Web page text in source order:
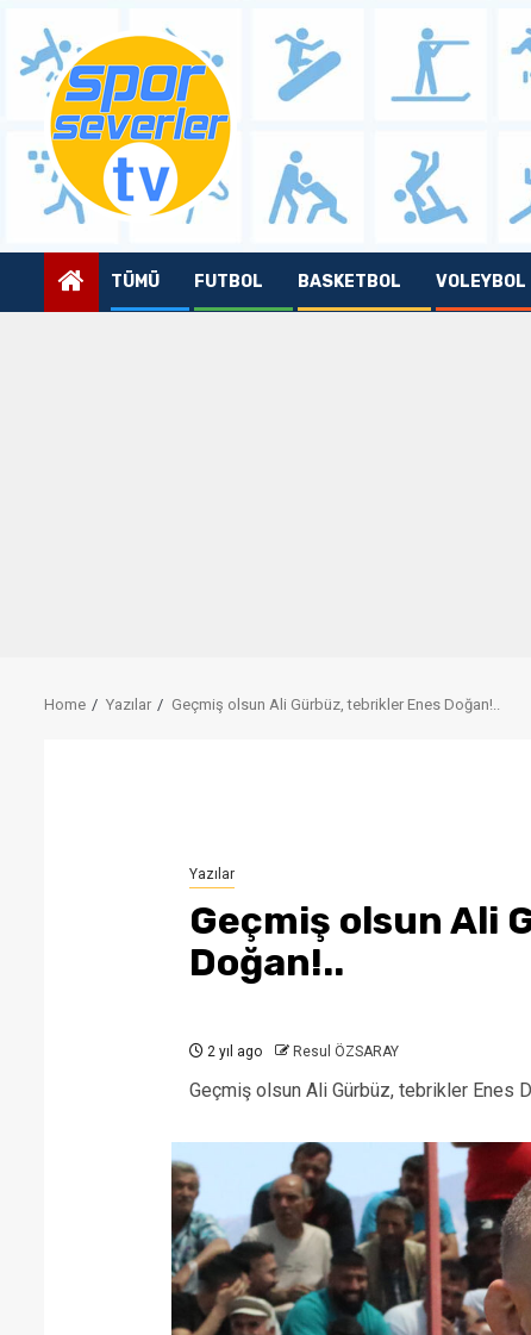
content
TÜMÜ FUTBOL BASKETBOL VOLEYBOL
Home Yazılar Geçmiş olsun Ali Gürbüz, tebrikler Enes Doğan!..
Yazılar
Geçmiş olsun Ali
Doğan!..
2 yıl ago Resul ÖZSARAY
Geçmiş olsun Ali Gürbüz, tebrikler Enes